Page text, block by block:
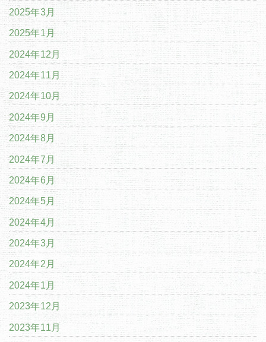
2025年3月
2025年1月
2024年12月
2024年11月
2024年10月
2024年9月
2024年8月
2024年7月
2024年6月
2024年5月
2024年4月
2024年3月
2024年2月
2024年1月
2023年12月
2023年11月